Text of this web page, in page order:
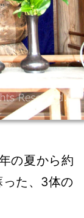
の夏から約
た、3体の